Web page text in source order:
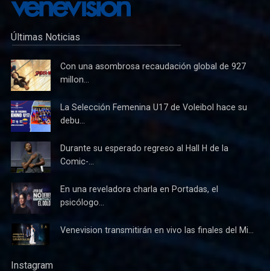
Últimas Noticias
Con una asombrosa recaudación global de 927
millon...
La Selección Femenina U17 de Voleibol hace su
debu...
Durante su esperado regreso al Hall H de la
Comic-...
En una reveladora charla en Portadas, el
psicólogo...
Venevision transmitirán en vivo las finales del Mi...
Instagram